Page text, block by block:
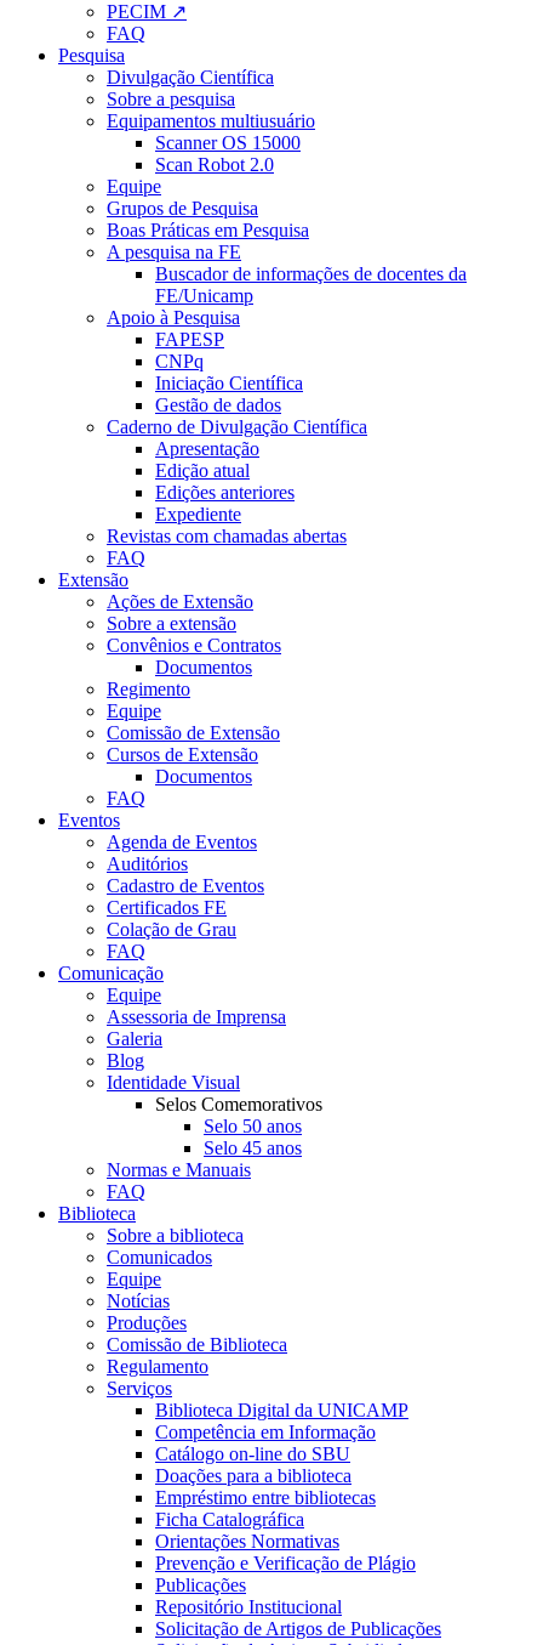
PECIM ↗
FAQ
Pesquisa
Divulgação Científica
Sobre a pesquisa
Equipamentos multiusuário
Scanner OS 15000
Scan Robot 2.0
Equipe
Grupos de Pesquisa
Boas Práticas em Pesquisa
A pesquisa na FE
Buscador de informações de docentes da
FE/Unicamp
Apoio à Pesquisa
FAPESP
CNPq
Iniciação Científica
Gestão de dados
Caderno de Divulgação Científica
Apresentação
Edição atual
Edições anteriores
Expediente
Revistas com chamadas abertas
FAQ
Extensão
Ações de Extensão
Sobre a extensão
Convênios e Contratos
Documentos
Regimento
Equipe
Comissão de Extensão
Cursos de Extensão
Documentos
FAQ
Eventos
Agenda de Eventos
Auditórios
Cadastro de Eventos
Certificados FE
Colação de Grau
FAQ
Comunicação
Equipe
Assessoria de Imprensa
Galeria
Blog
Identidade Visual
Selos Comemorativos
Selo 50 anos
Selo 45 anos
Normas e Manuais
FAQ
Biblioteca
Sobre a biblioteca
Comunicados
Equipe
Notícias
Produções
Comissão de Biblioteca
Regulamento
Serviços
Biblioteca Digital da UNICAMP
Competência em Informação
Catálogo on-line do SBU
Doações para a biblioteca
Empréstimo entre bibliotecas
Ficha Catalográfica
Orientações Normativas
Prevenção e Verificação de Plágio
Publicações
Repositório Institucional
Solicitação de Artigos de Publicações